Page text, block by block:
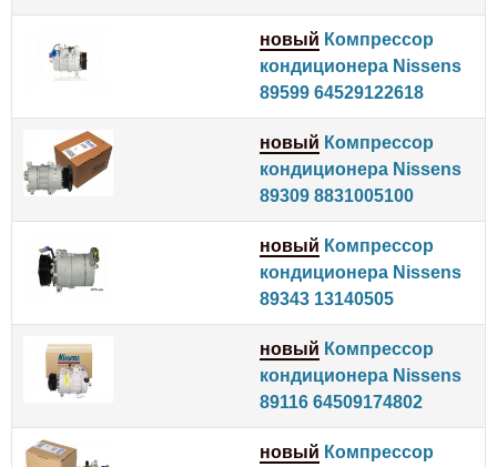
новый Компрессор
кондиционера Nissens
89599 64529122618
новый Компрессор
кондиционера Nissens
89309 8831005100
новый Компрессор
кондиционера Nissens
89343 13140505
новый Компрессор
кондиционера Nissens
89116 64509174802
новый Компрессор